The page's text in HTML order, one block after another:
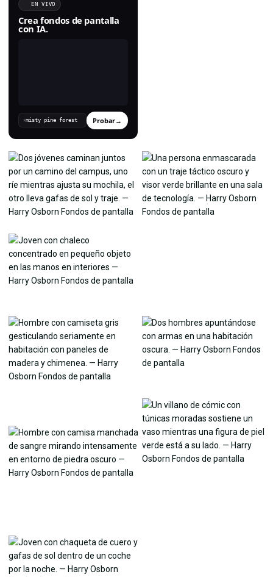
EN VIVO
Crea fondos de pantalla
con IA.
› Probar→